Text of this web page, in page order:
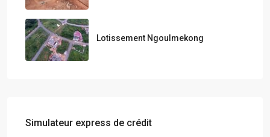
Lotissement Ngoulmekong
Simulateur express de crédit